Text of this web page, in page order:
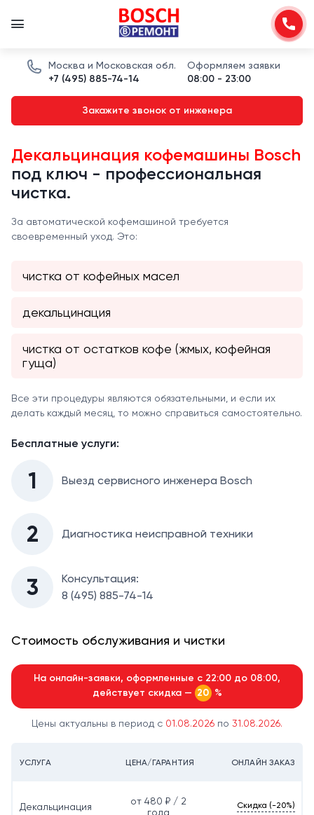
Москва и Московская обл.
+7 (495) 885-74-14
Оформляем заявки
08:00 - 23:00
Закажите звонок от инженера
Декальцинация кофемашины Bosch
под ключ - профессиональная
чистка.
За автоматической кофемашиной требуется
своевременный уход. Это:
чистка от кофейных масел
декальцинация
чистка от остатков кофе (жмых, кофейная
гуща)
Все эти процедуры являются обязательными, и если их
делать каждый месяц, то можно справиться самостоятельно.
Бесплатные услуги:
1 Выезд сервисного инженера Bosch
2 Диагностикa неисправной техники
3
Консультация:
8 (495) 885-74-14
Стоимость обслуживания и чистки
На онлайн-заявки, оформленные с 22:00 до 08:00,
действует скидка — 20 %
Цены актуальны в период с 01.08.2026 по 31.08.2026.
УСЛУГА ЦЕНА/ГАРАНТИЯ ОНЛАЙН ЗАКАЗ
Декальцинация
от 480 ₽ / 2
года
Скидка (-20%)